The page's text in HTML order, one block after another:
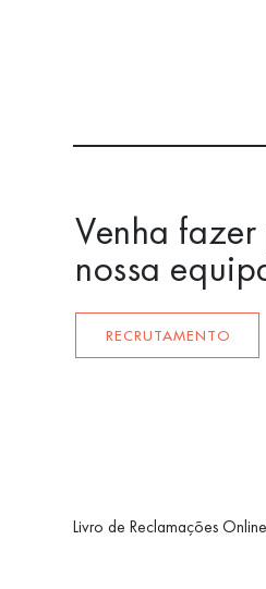
Venha
nossa
RECRUTAMENTO
Livro de Reclamações Online